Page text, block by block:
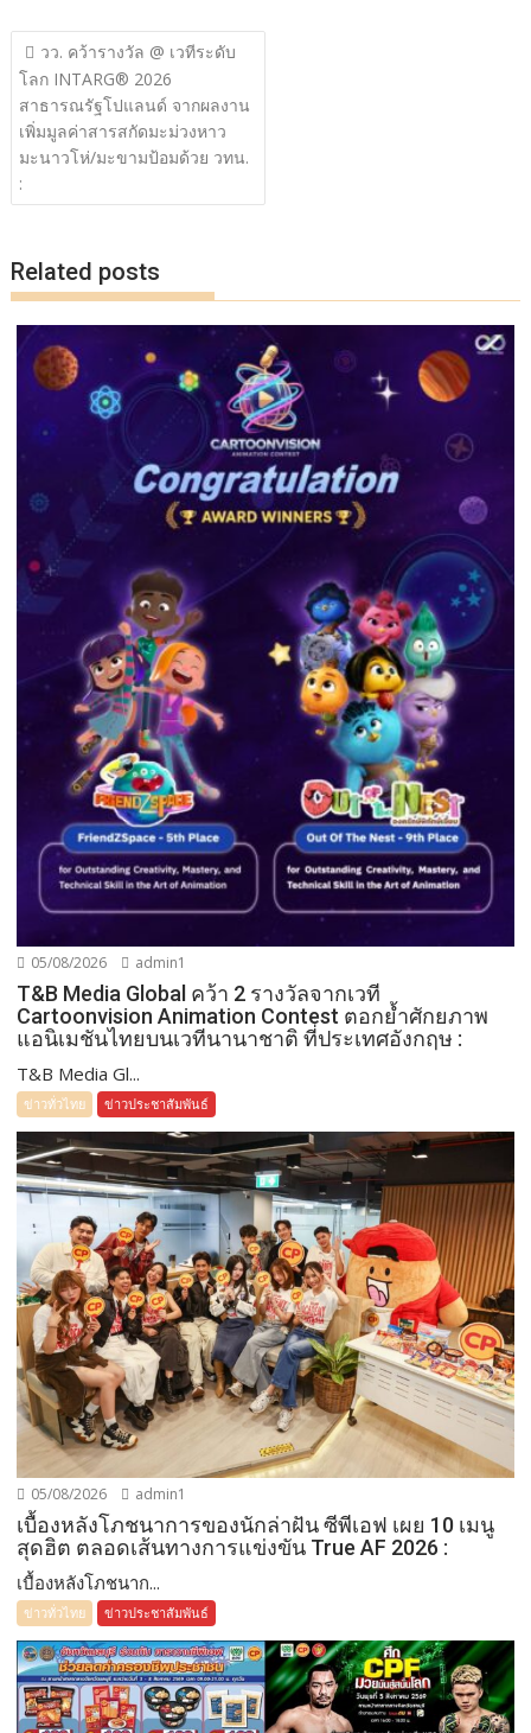
ac
e
b
o
o
k
w
itt
er
n
e
o
p
y
Li
n
k
h
e
แนะแนว
เรื่อง
วว. คว้ารางวัล @ เวทีระดับ
โลก INTARG® 2026
สาธารณรัฐโปแลนด์ จากผลงาน
เพิ่มมูลค่าสารสกัดมะม่วงหาว
มะนาวโห่/มะขามป้อมด้วย วทน.
:
Related posts
05/08/2026 admin1
T&B Media Global คว้า 2 รางวัลจากเวที
Cartoonvision Animation Contest ตอกย้ำศักยภาพ
แอนิเมชันไทยบนเวทีนานาชาติ ที่ประเทศอังกฤษ :
T&B Media Gl...
ข่าวทั่วไทย ข่าวประชาสัมพันธ์
05/08/2026 admin1
เบื้องหลังโภชนาการของนักล่าฝัน ซีพีเอฟ เผย 10 เมนู
สุดฮิต ตลอดเส้นทางการแข่งขัน True AF 2026 :
เบื้องหลังโภชนาก...
ข่าวทั่วไทย ข่าวประชาสัมพันธ์